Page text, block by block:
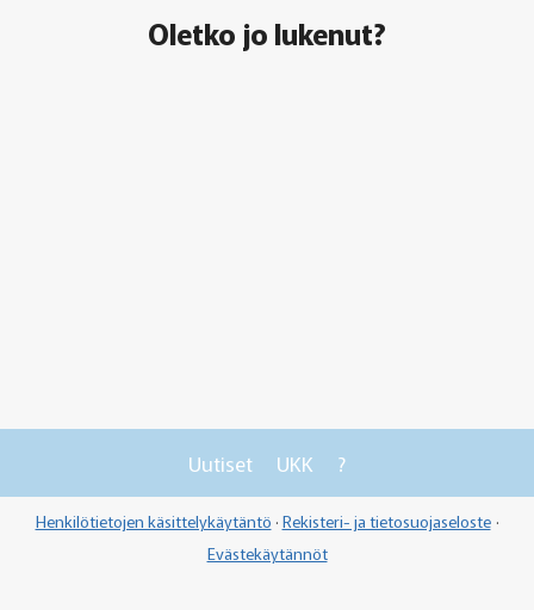
Oletko jo lukenut?
Uutiset UKK ?
Henkilötietojen käsittelykäytäntö · Rekisteri- ja tietosuojaseloste ·
Evästekäytännöt